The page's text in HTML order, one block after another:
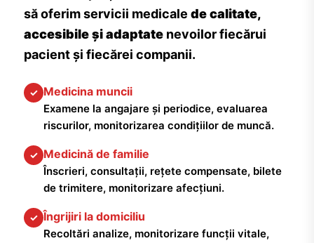
să oferim servicii medicale de calitate,
accesibile și adaptate nevoilor fiecărui
pacient și fiecărei companii.
✓ Medicina muncii
Examene la angajare și periodice, evaluarea
riscurilor, monitorizarea condițiilor de muncă.
✓ Medicină de familie
Înscrieri, consultații, rețete compensate, bilete
de trimitere, monitorizare afecțiuni.
✓ Îngrijiri la domiciliu
Recoltări analize, monitorizare funcții vitale,